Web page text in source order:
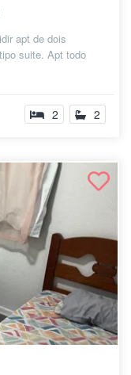
apt de dois
suite. Apt todo
2 2